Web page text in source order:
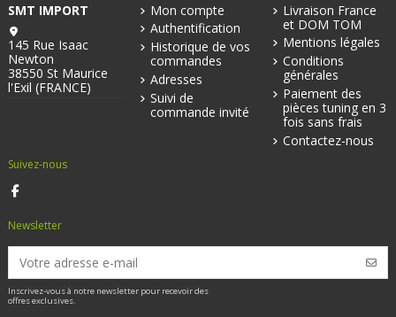
SMT IMPORT
145 Rue Isaac
Newton
38550 St Maurice
l'Exil (FRANCE)
Mon compte
Authentification
Historique de vos
commandes
Adresses
Suivi de
commande invité
Livraison France
et DOM TOM
Mentions légales
Conditions
générales
Paiement des
pièces tuning en 3
fois sans frais
Contactez-nous
Suivez-nous
Newsletter
Inscrivez-vous à notre newsletter pour recevoir des
offres exclusives.